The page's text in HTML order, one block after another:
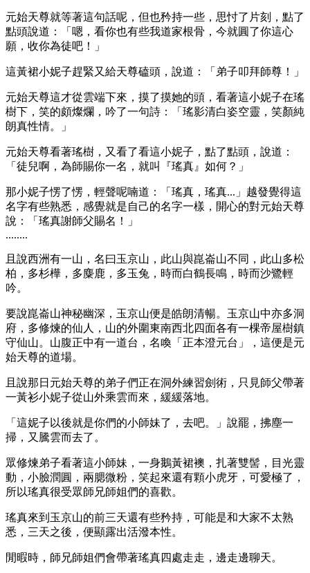
元始天尊就等著這句話呢，但也矜持一些，思忖了片刻，點了
點頭說道：「嗯，看你也有些我道家根骨，今就圓了你這心
願，收你為徒吧！」
這黃裙小妮子趕緊又給天尊磕頭，說道：「弟子叩拜師尊！」
元始天尊這才從雲端下來，摸了摸她的頭，看著這小妮子在瑤
樹下，笑的頗燦爛，吟了一句詩：「瑤影清白姿空靈，笑顏純
朗真性情。」
元始天尊看著瑤樹，又看了看這小妮子，點了點頭，說道：
「徒兒啊，為師賜你一名，就叫『瑤真』如何？」
那小妮子愣了愣，輕聲呢喃道：「瑤真，瑤真...」越發覺得這
名字有些熟悉，感覺就是自己的名字一樣，開心的對元始天尊
說：「瑤真謝師父賜名！」
........
且說西洲有一山，名曰玉京山，此山與崑崙山不同，此山多松
柏，多杉樺，多麋鹿，多玉兔，時而白鶴長鳴，時而沙鷺輕
吟。
要說崑崙山神秘幽深，玉京山便是皓朗清暢。玉京山中亦多洞
府，多修煉的仙人，山的外圍東南西北四面各有一棵帝屋樹鎮
守仙山。山腹正中有一道台，名喚「正本澄元台」，這便是元
始天尊的道場。
且說那日元始天尊的弟子們正在洞外練習劍術，只見師父帶著
一黃衫小妮子從山外乘雲而來，緩緩落地。
「這妮子以後就是你們的小師妹了，去吧。」說罷，拂塵一
掃，又騰雲而去了。
眾修煉弟子看著這小師妹，一身鵝黃裙襖，扎著雙髻，目光靈
動，小臉潤圓，兩腮微粉，笑起來還有顆小虎牙，可愛極了，
所以瑤真很受眾師兄師姐們的喜歡。
瑤真來到玉京山的前三天還有些矜持，可能是和大家不太熟
悉，三天之後，便顯露出活潑本性。
閒暇時，師兄師姐們會帶著瑤真四處走走，邊走邊聊天。